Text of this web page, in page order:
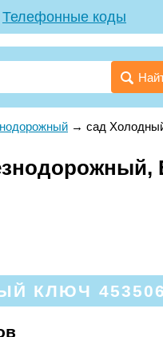
Телефонные коды
→ сад
КЛЮЧ 453506